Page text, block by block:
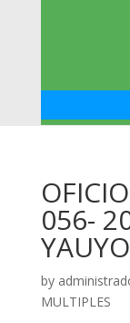
056-
by
MULTIPLES